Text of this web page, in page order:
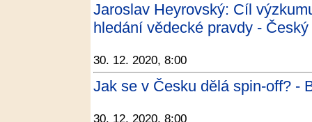
Jaroslav Heyrovský: Cíl
hledání vědecké pravdy -
30. 12. 2020, 8:00
Jak se v Česku dělá spin-off? -
30. 12. 2020, 8:00